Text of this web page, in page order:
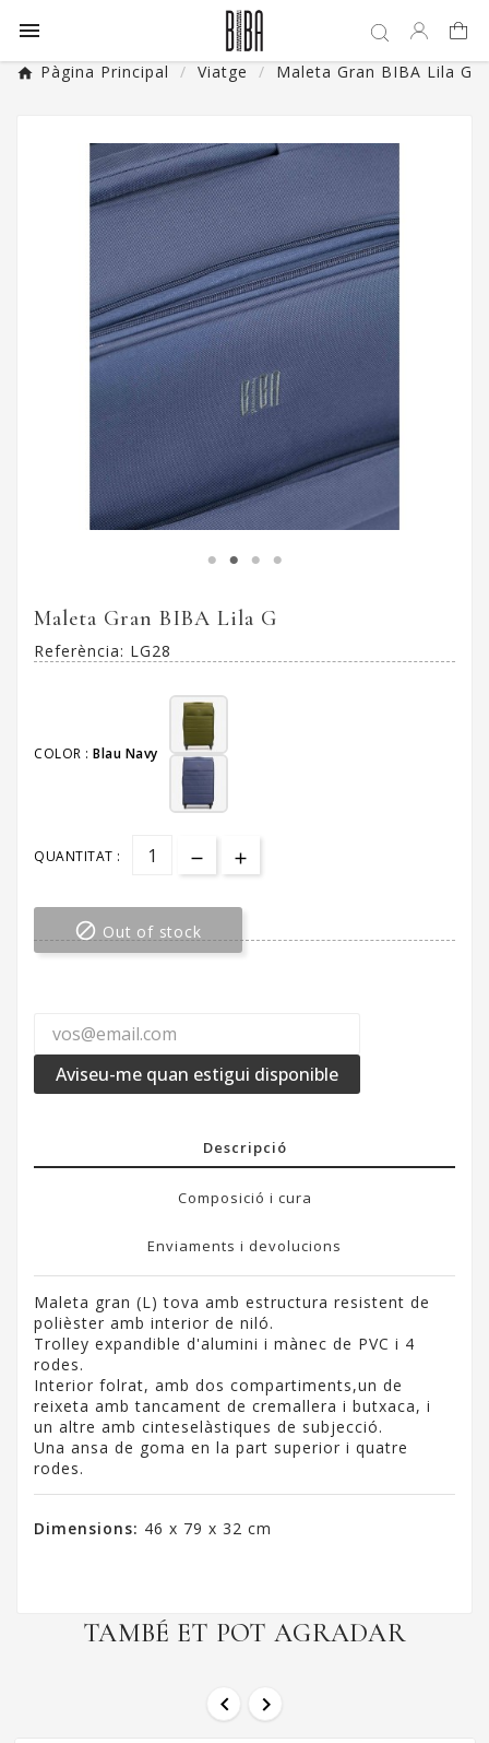

Pàgina Principal Viatge Maleta Gran BIBA Lila G
Maleta Gran BIBA Lila G
Referència: LG28
COLOR : Blau Navy
QUANTITAT :
 Out of stock
Aviseu-me quan estigui disponible
Descripció
Composició i cura
Enviaments i devolucions
Maleta gran (L) tova amb estructura resistent de
polièster amb interior de niló.
Trolley expandible d'alumini i mànec de PVC i 4
rodes.
Interior folrat, amb dos compartiments,un de
reixeta amb tancament de cremallera i butxaca, i
un altre amb cinteselàstiques de subjecció.
Una ansa de goma en la part superior i quatre
rodes.
Dimensions: 46 x 79 x 32 cm
TAMBÉ ET POT AGRADAR
 